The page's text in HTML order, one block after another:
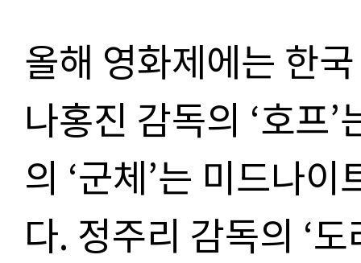
올해 영화제에는 한
나홍진 감독의 ‘호프’
의 ‘군체’는 미드나이
다. 정주리 감독의 ‘도